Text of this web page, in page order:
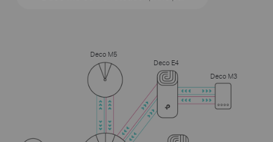
Deco M5
Deco E4
Deco M3